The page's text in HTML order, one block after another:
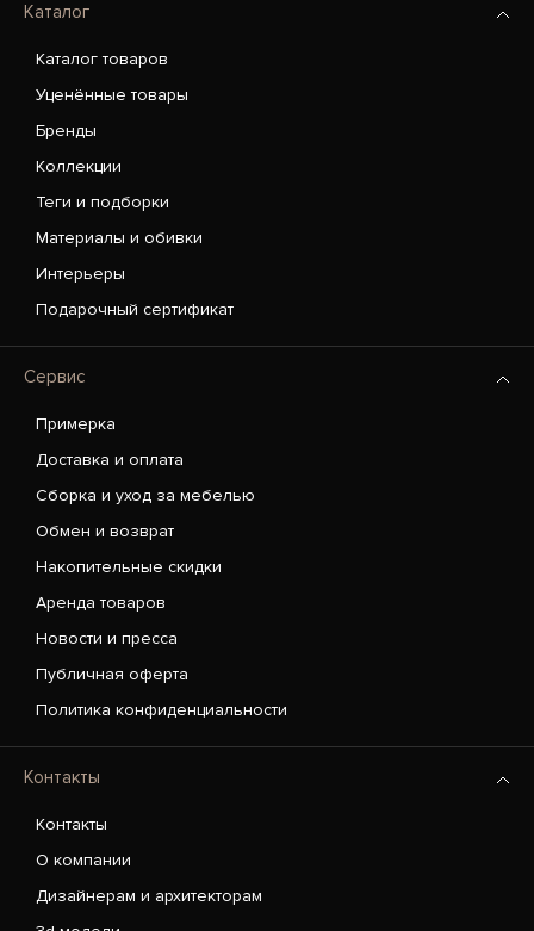
Каталог
Каталог товаров
Уценённые товары
Бренды
Коллекции
Теги и подборки
Материалы и обивки
Интерьеры
Подарочный сертификат
Сервис
Примерка
Доставка и оплата
Сборка и уход за мебелью
Обмен и возврат
Накопительные скидки
Аренда товаров
Новости и пресса
Публичная оферта
Политика конфиденциальности
Контакты
Контакты
О компании
Дизайнерам и архитекторам